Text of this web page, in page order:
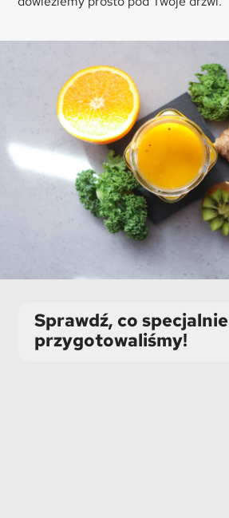
Sprawdź, co specjalnie
przygotowaliśmy!